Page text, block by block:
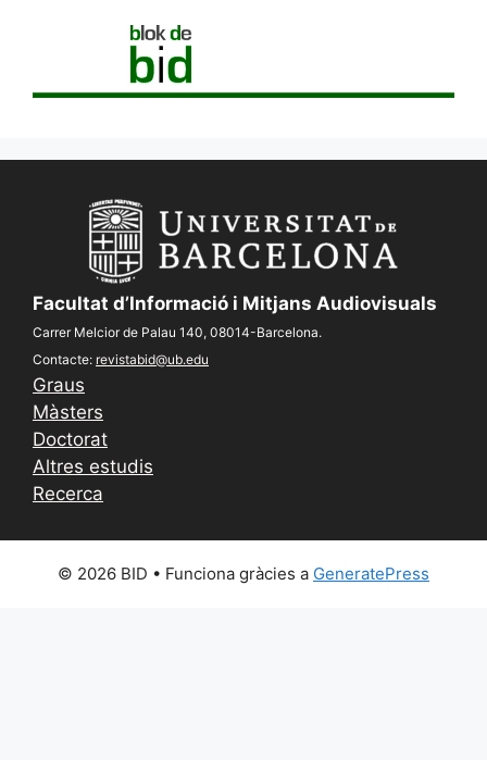
Facultat d’Informació i Mitjans Audiovisuals
Carrer Melcior de Palau 140, 08014-Barcelona.
Contacte: revistabid@ub.edu
Graus
Màsters
Doctorat
Altres estudis
Recerca
© 2026 BID • Funciona gràcies a GeneratePress